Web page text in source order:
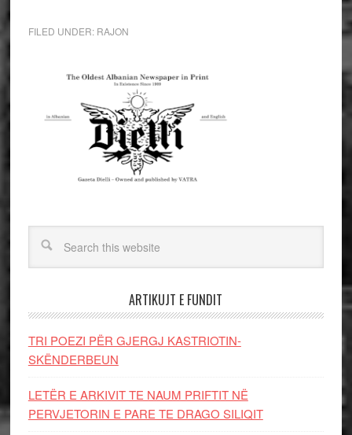
FILED UNDER: RAJON
ARTIKUJT E FUNDIT
TRI POEZI PËR GJERGJ KASTRIOTIN-
SKËNDERBEUN
LETËR E ARKIVIT TE NAUM PRIFTIT NË
PERVJETORIN E PARE TE DRAGO SILIQIT